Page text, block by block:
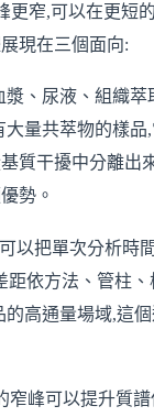
更窄,可以在更短
現在三個面向:
漿、尿液、組織萃
大量共萃物的樣品
質干擾中分離出
勢。
以把單次分析時
距依方法、管柱、
的高通量場域,這
窄峰可以提升質